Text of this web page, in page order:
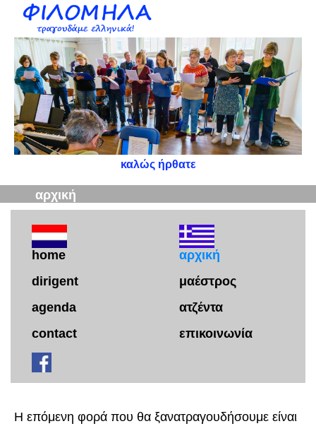
καλώς ήρθατε
αρχική
home
dirigent
agenda
contact
αρχική
μαέστρος
ατζέντα
επικοινωνία
Η επόμενη φορά που θα ξανατραγουδήσουμε είναι